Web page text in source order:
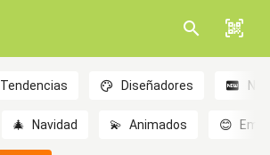
Tendencias Diseñadores
🎄 Navidad 💫 Animados 😊